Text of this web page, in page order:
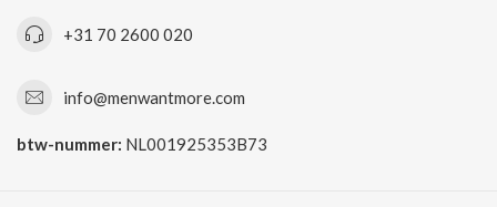
+31 70 2600 020
info@menwantmore.com
btw-nummer: NL001925353B73